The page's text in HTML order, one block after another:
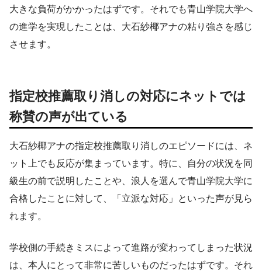
大きな負荷がかかったはずです。それでも青山学院大学へ
の進学を実現したことは、大石紗椰アナの粘り強さを感じ
させます。
指定校推薦取り消しの対応にネットでは
称賛の声が出ている
大石紗椰アナの指定校推薦取り消しのエピソードには、ネ
ット上でも反応が集まっています。特に、自分の状況を同
級生の前で説明したことや、浪人を選んで青山学院大学に
合格したことに対して、「立派な対応」といった声が見ら
れます。
学校側の手続きミスによって進路が変わってしまった状況
は、本人にとって非常に苦しいものだったはずです。それ